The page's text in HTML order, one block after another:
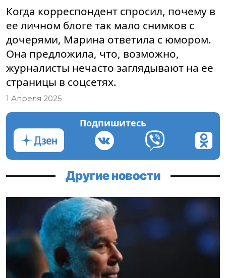
Когда корреспондент спросил, почему в
ее личном блоге так мало снимков с
дочерями, Марина ответила с юмором.
Она предложила, что, возможно,
журналисты нечасто заглядывают на ее
страницы в соцсетях.
1 Апреля 2025
Подпишитесь
Другие новости